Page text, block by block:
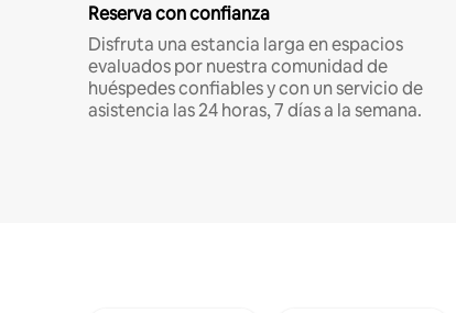
Reserva con confianza
Disfruta una estancia larga en espacios
evaluados por nuestra comunidad de
huéspedes confiables y con un servicio de
asistencia las 24 horas, 7 días a la semana.